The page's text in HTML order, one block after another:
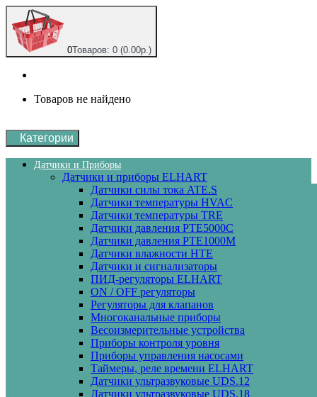
0Товаров: 0 (0.00р.)
Товаров не найдено
Категории
Датчики и Приборы
Датчики и приборы ELHART
Датчики силы тока ATE.S
Датчики температуры HVAC
Датчики температуры ТRE
Датчики давления PTE5000C
Датчики давления РТЕ1000М
Датчики влажности HTE
Датчики и сигнализаторы
ПИД-регуляторы ELHART
ON / OFF регуляторы
Регуляторы для клапанов
Многоканальные приборы
Весоизмерительные устройства
Приборы контроля уровня
Приборы управления насосами
Таймеры, реле времени ELHART
Датчики ультразвуковые UDS.12
Датчики ультразвуковые UDS.18